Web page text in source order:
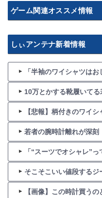
ゲーム関連オススメ情報
しぃアンテナ新着情報
「半袖のワイシャツは
10万とかする靴履いて
【悲報】柄付きのワイ
若者の腕時計離れが深
「“スーツでオシャレ”
そこそこいい値段するジ
【画像】この時計買うの